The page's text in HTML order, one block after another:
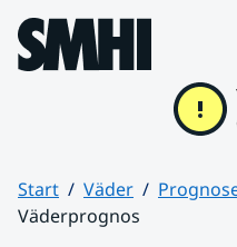
Hoppa till sidans innehåll
Start Väder
Väderprognos